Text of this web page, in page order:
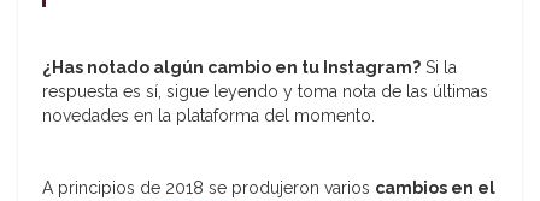
¿Has notado algún cambio en tu Instagram? Si la
respuesta es sí, sigue leyendo y toma nota de las últimas
novedades en la plataforma del momento.
A principios de 2018 se produjeron varios cambios en el